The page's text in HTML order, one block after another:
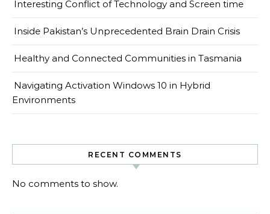
Interesting Conflict of Technology and Screen time
Inside Pakistan’s Unprecedented Brain Drain Crisis
Healthy and Connected Communities in Tasmania
Navigating Activation Windows 10 in Hybrid
Environments
RECENT COMMENTS
No comments to show.